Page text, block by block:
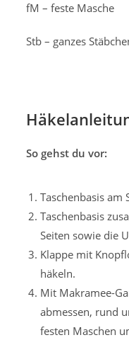
fM – feste Masche
Stb – ganzes
So gehst du vor:
Taschenbasis am
Taschenbasis
Seiten sowie die
Klappe mit
häkeln.
Mit Makramee-
abmessen, rund
festen Maschen